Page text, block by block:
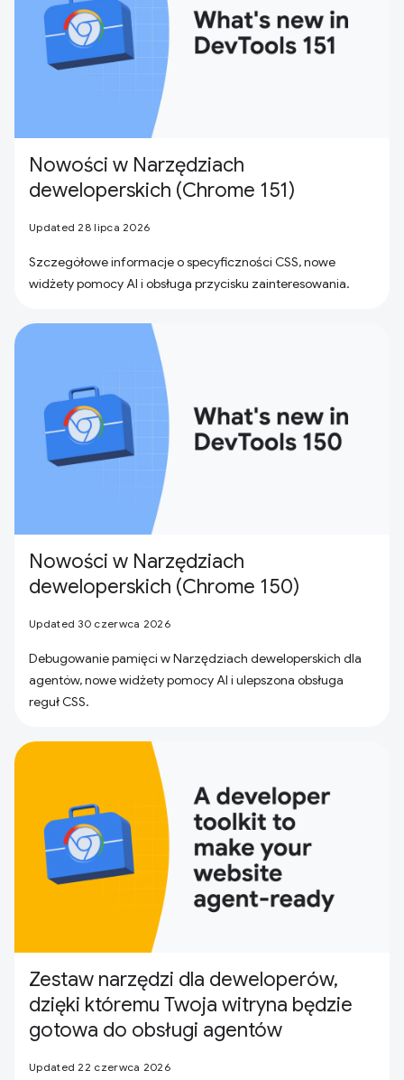
Nowości w Narzędziach
deweloperskich (Chrome 151)
Updated 28 lipca 2026
Szczegółowe informacje o specyficzności CSS, nowe
widżety pomocy AI i obsługa przycisku zainteresowania.
Nowości w Narzędziach
deweloperskich (Chrome 150)
Updated 30 czerwca 2026
Debugowanie pamięci w Narzędziach deweloperskich dla
agentów, nowe widżety pomocy AI i ulepszona obsługa
reguł CSS.
Zestaw narzędzi dla deweloperów,
dzięki któremu Twoja witryna będzie
gotowa do obsługi agentów
Updated 22 czerwca 2026